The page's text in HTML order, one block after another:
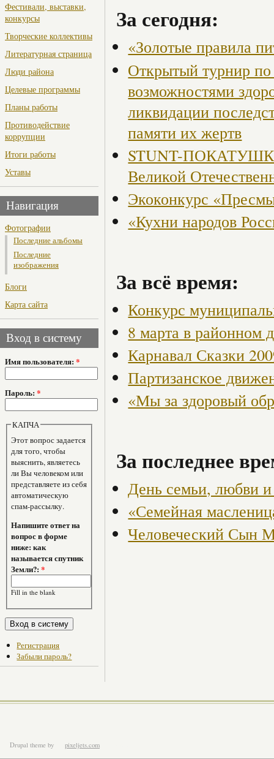
Фестивали, выставки,
конкурсы
Творческие коллективы
Литературная страница
Люди района
Целевые программы
Планы работы
Противодействие
коррупции
Итоги работы
Уставы
Навигация
Фотографии
Последние альбомы
Последние
изображения
Блоги
Карта сайта
Вход в систему
Имя пользователя: *
Пароль: *
КАПЧА
Этот вопрос задается
для того, чтобы
выяснить, являетесь
ли Вы человеком или
представляете из себя
автоматическую
спам-рассылку.
Напишите ответ на
вопрос в форме
ниже: как
называется спутник
Земли?:*
Fill in the blank
Регистрация
Забыли пароль?
За сегодня:
«Золотые правила
Открытый турнир
возможностями
ликвидации
памяти их жертв
STUNT-
Великой
Экоконкурс
«Кухни народов
За всё время:
Конкурс
8 марта в районном
Карнавал Сказки
Партизанское
«Мы за здоровый
За последнее
День семьи, любви и
«Семейная
Человеческий Сын
Drupal theme by pixeljets.com